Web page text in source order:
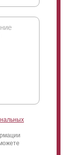
будет только
стороны
на нижнюю
можно